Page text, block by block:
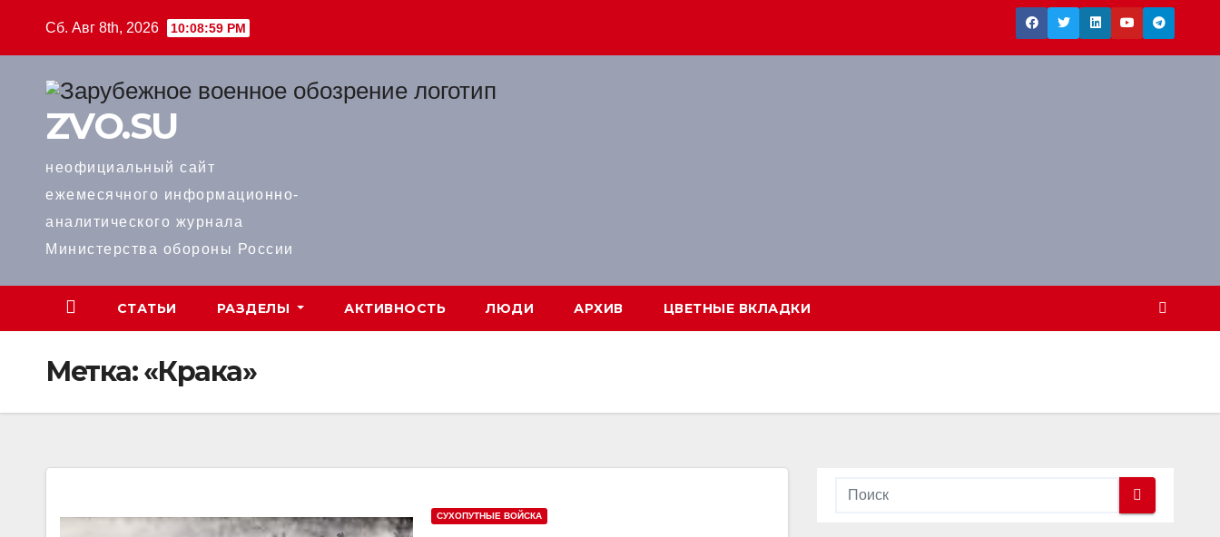
Сб. Авг 8th, 2026 10:08:59 PM
ZVO.SU
неофициальный сайт
ежемесячного информационно-
аналитического журнала
Министерства обороны России
СТАТЬИ РАЗДЕЛЫ АКТИВНОСТЬ ЛЮДИ АРХИВ ЦВЕТНЫЕ ВКЛАДКИ
Метка:«Крака»
СУХОПУТНЫЕ ВОЙСКА